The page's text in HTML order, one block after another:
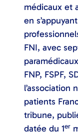
médicaux et
en
FNI, avec
FNP, FSPF,
l’association
patients
tribune,
datée du 1er